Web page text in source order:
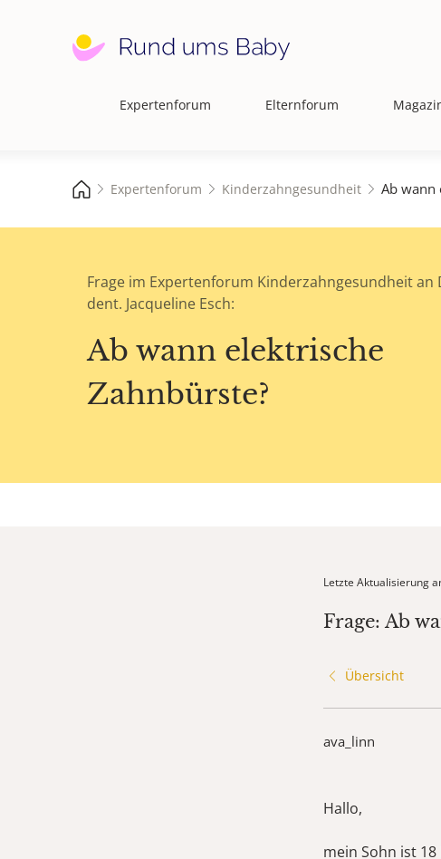
Hauptnavigation
Expertenforum Elternforum
Expertenforum Kinderzahngesundheit Ab wann
Frage im Expertenforum Kinderzahngesundheit an
dent. Jacqueline Esch:
Ab wann elektrische
Zahnbürste?
Letzte Aktualisierung
Frage: Ab
Übersicht
ava_linn
Hallo,
mein Sohn ist